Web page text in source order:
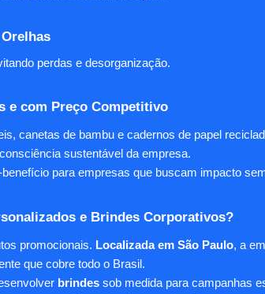
perdas e desorganização.
e com Preço Competitivo
canetas de bambu e cadernos de papel
sustentável da empresa.
para empresas que buscam impacto
e Brindes Corporativos?
promocionais. Localizada em São Paulo, a
que cobre todo o Brasil.
brindessob medida para campanhas